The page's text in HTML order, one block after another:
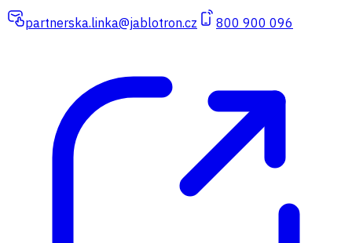
partnerska.linka@jablotron.cz 800 900 096